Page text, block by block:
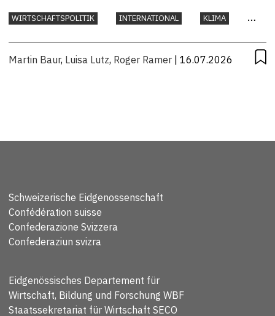
WIRTSCHAFTSPOLITIK INTERNATIONAL
KLIMA
Martin Baur, Luisa Lutz, Roger Ramer | 16.07.2026
Schweizerische Eidgenossenschaft
Confédération suisse
Confederazione Svizzera
Confederaziun svizra
Eidgenössisches Departement für
Wirtschaft, Bildung und Forschung WBF
Staatssekretariat für Wirtschaft SECO